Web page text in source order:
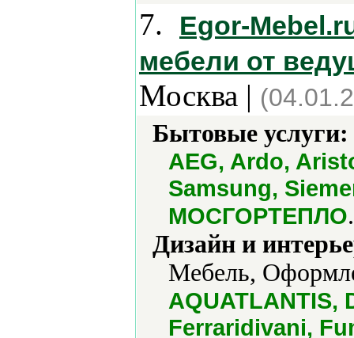
7.
Egor-
мебели от
Москва |
Бытовые услуги:
AEG, Ardo,
Samsung,
МОСГОРТЕПЛО.
Дизайн и
Мебель,
AQUATLANTIS,
Ferraridivani,